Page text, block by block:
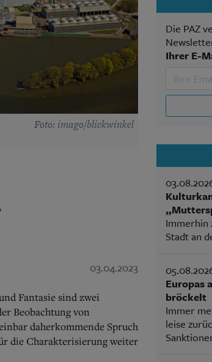
Foto: imago/blickwinkel
03.04.2023
Fantasie sind zwei
Beobachtung von
daherkommende Spruch
die Charakterisierung weiter
Die PAZ
Ihrer E-
Immerhin
Stadt an
Europas
bröckelt
Immer
leise